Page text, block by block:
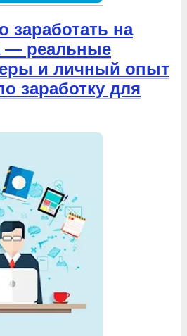
заработать на
— реальные
и личный опыт
заработку для